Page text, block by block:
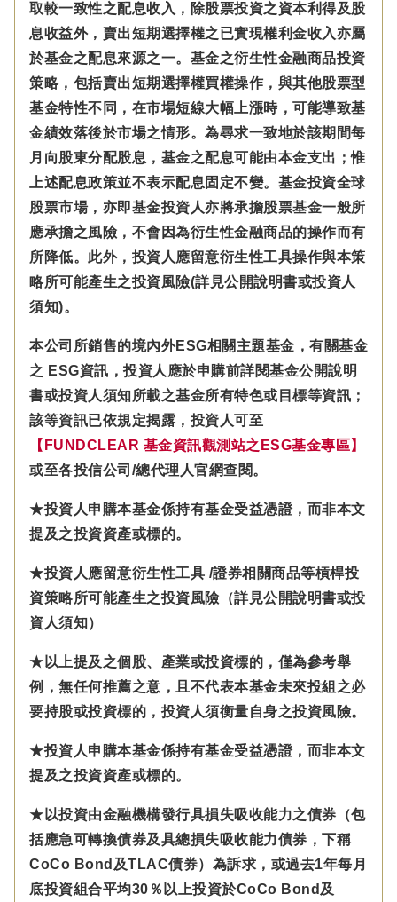
取較一致性之配息收入，除股票投資之資本利得及股
息收益外，賣出短期選擇權之已實現權利金收入亦屬
於基金之配息來源之一。基金之衍生性金融商品投資
策略，包括賣出短期選擇權買權操作，與其他股票型
基金特性不同，在市場短線大幅上漲時，可能導致基
金績效落後於市場之情形。為尋求一致地於該期間每
月向股東分配股息，基金之配息可能由本金支出；惟
上述配息政策並不表示配息固定不變。基金投資全球
股票市場，亦即基金投資人亦將承擔股票基金一般所
應承擔之風險，不會因為衍生性金融商品的操作而有
所降低。此外，投資人應留意衍生性工具操作與本策
略所可能產生之投資風險(詳見公開說明書或投資人
須知)。
本公司所銷售的境內外ESG相關主題基金，有關基金
之 ESG資訊，投資人應於申購前詳閱基金公開說明
書或投資人須知所載之基金所有特色或目標等資訊；
該等資訊已依規定揭露，投資人可至
【FUNDCLEAR 基金資訊觀測站之ESG基金專區】
或至各投信公司/總代理人官網查閱。
★投資人申購本基金係持有基金受益憑證，而非本文
提及之投資資產或標的。
★投資人應留意衍生性工具 /證券相關商品等槓桿投
資策略所可能產生之投資風險（詳見公開說明書或投
資人須知）
★以上提及之個股、產業或投資標的，僅為參考舉
例，無任何推薦之意，且不代表本基金未來投組之必
要持股或投資標的，投資人須衡量自身之投資風險。
★投資人申購本基金係持有基金受益憑證，而非本文
提及之投資資產或標的。
★以投資由金融機構發行具損失吸收能力之債券（包
括應急可轉換債券及具總損失吸收能力債券，下稱
CoCo Bond及TLAC債券）為訴求，或過去1年每月
底投資組合平均30％以上投資於CoCo Bond及